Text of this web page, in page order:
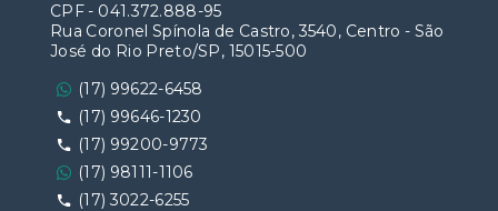
CPF- 041.372.888-95
Rua Coronel Spínola de Castro, 3540, Centro - São
José do Rio Preto/SP, 15015-500
(17) 99622-6458
(17) 99646-1230
(17) 99200-9773
(17) 98111-1106
(17) 3022-6255